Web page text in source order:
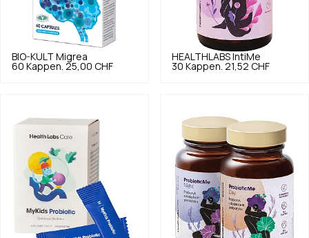
BIO-KULT Migrea
60 Kappen. 25,00 CHF
HEALTHLABS IntiMe
30 Kappen. 21,52 CHF